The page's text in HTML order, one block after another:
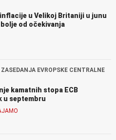
u Velikoj Britaniji u junu
od očekivanja
EVROPSKE CENTRALNE
kamatnih stopa ECB
u septembru